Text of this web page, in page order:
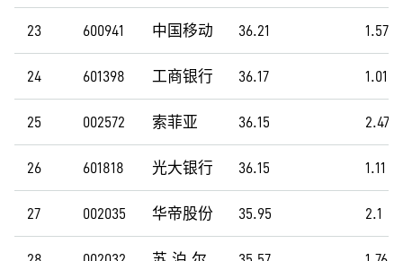
23 600941 中国移动 36.21 1.57
24 601398 工商银行 36.17 1.01
25 002572 索菲亚 36.15 2.47
26 601818 光大银行 36.15 1.11
27 002035 华帝股份 35.95 2.1